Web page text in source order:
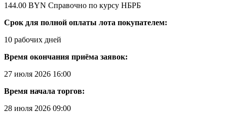
144.00 BYN Справочно по курсу НБРБ
Срок для полной оплаты лота покупателем:
10 рабочих дней
Время окончания приёма заявок:
27 июля 2026 16:00
Время начала торгов:
28 июля 2026 09:00